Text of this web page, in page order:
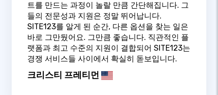
트를 만드는 과정이 놀랄 만큼 간단해집니다. 그
들의 전문성과 지원은 정말 뛰어납니다.
SITE123를 알게 된 순간, 다른 옵션을 찾는 일은
바로 그만뒀어요. 그만큼 좋습니다. 직관적인 플
랫폼과 최고 수준의 지원이 결합되어 SITE123는
경쟁 서비스들 사이에서 확실히 돋보입니다.
크리스티 프레티먼